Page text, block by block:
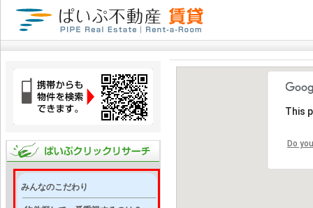
みんなのこだわり
This
Do